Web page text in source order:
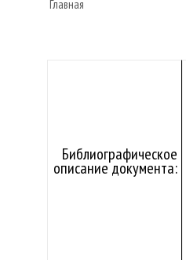
Библиографическое
описание документа: